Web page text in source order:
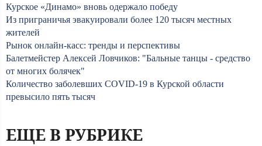
Курское «Динамо» вновь одержало победу
Из приграничья эвакуировали более 120 тысяч местных
жителей
Рынок онлайн-касс: тренды и перспективы
Балетмейстер Алексей Ловчиков: "Бальные танцы - средство
от многих болячек"
Количество заболевших COVID-19 в Курской области
превысило пять тысяч
ЕЩЕ В РУБРИКЕ